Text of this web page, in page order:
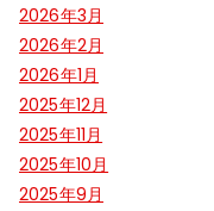
2026年3月
2026年2月
2026年1月
2025年12月
2025年11月
2025年10月
2025年9月